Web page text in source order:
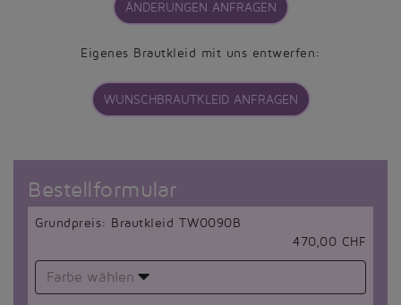
ÄNDERUNGEN ANFRAGEN
Eigenes Brautkleid mit uns entwerfen:
WUNSCHBRAUTKLEID ANFRAGEN
Bestellformular
Grundpreis: Brautkleid TW0090B
470,00 CHF
Farbe wählen